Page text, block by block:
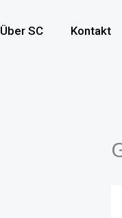
Über SC Kontakt